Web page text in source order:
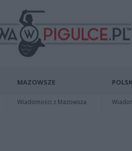
MAZOWSZE
Wiadomości z Mazowsza